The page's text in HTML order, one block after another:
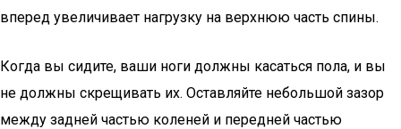
вперед увеличивает нагрузку на верхнюю часть спины.
Когда вы сидите, ваши ноги должны касаться пола, и вы
не должны скрещивать их. Оставляйте небольшой зазор
между задней частью коленей и передней частью